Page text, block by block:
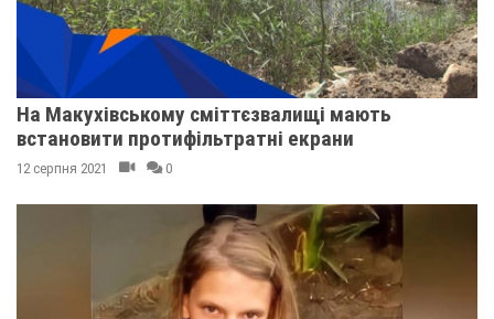
На Макухівському сміттєзвалищі мають
встановити протифільтратні екрани
12 серпня 2021 0